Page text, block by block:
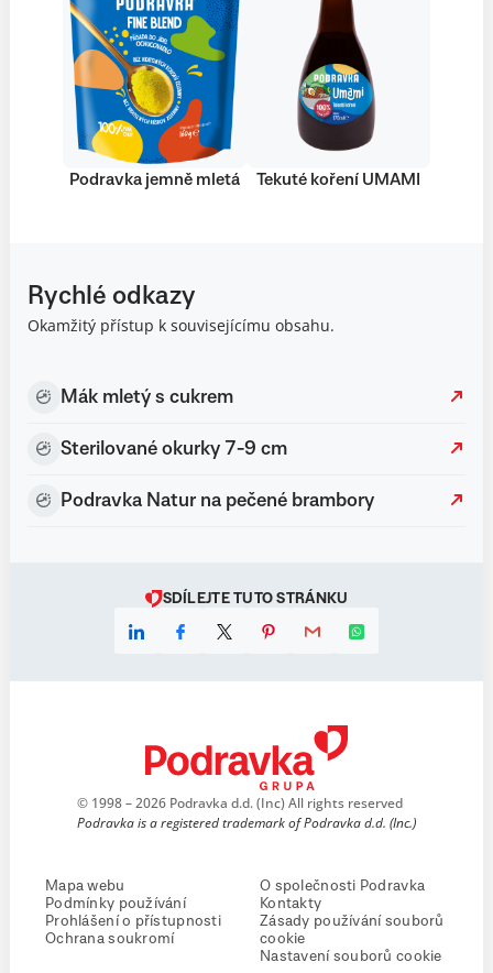
Podravka jemně mletá Tekuté koření UMAMI
Rychlé odkazy
Okamžitý přístup k souvisejícímu obsahu.
Mák mletý s cukrem
Sterilované okurky 7-9 cm
Podravka Natur na pečené brambory
SDÍLEJTE TUTO STRÁNKU
© 1998 – 2026 Podravka d.d. (Inc) All rights reserved
Podravka is a registered trademark of Podravka d.d. (Inc.)
Mapa webu
Podmínky používání
Prohlášení o přístupnosti
Ochrana soukromí
O společnosti Podravka
Kontakty
Zásady používání souborů
cookie
Nastavení souborů cookie